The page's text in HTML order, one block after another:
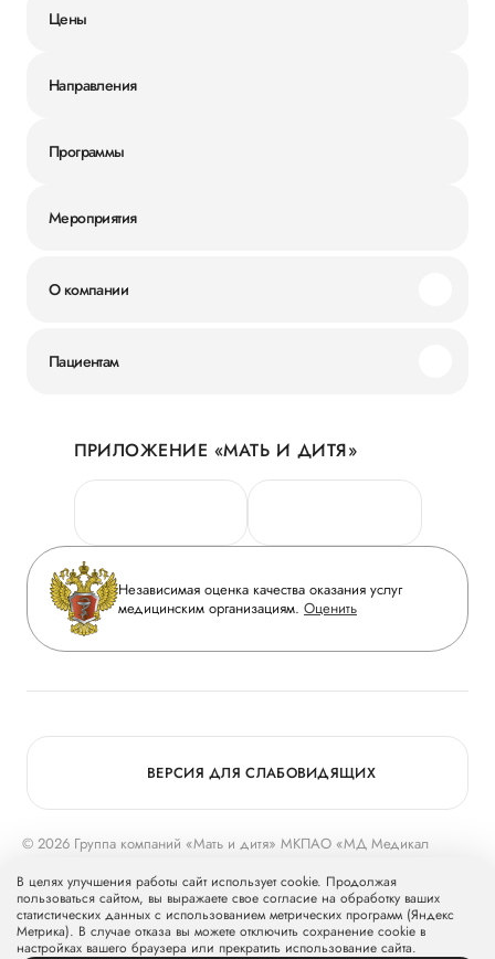
Цены
Направления
Программы
Мероприятия
О компании
Новости
Руководство
Сотрудничество
Инвесторам
Журнал «Мать и дитя»
Вакансии
Медицинский туризм
Пациентам
Личный кабинет
Персональные данные
Горячая линия качества
Вопрос-ответ
Приложение пациента
Статьи
ПРИЛОЖЕНИЕ «МАТЬ И ДИТЯ»
Независимая оценка качества оказания услуг
медицинским организациям. Оценить
© 2026 Группа компаний «Мать и дитя» МКПАО «МД Медикал
Группу компаний «Мать и дитя».
ВЕРСИЯ ДЛЯ СЛАБОВИДЯЩИХ
В целях улучшения работы сайт использует cookie. Продолжая
пользоваться сайтом, вы выражаете свое согласие на обработку ваших
статистических данных с использованием метрических программ (Яндекс
Метрика). В случае отказа вы можете отключить сохранение cookie в
настройках вашего браузера или прекратить использование сайта.